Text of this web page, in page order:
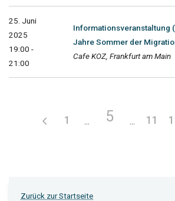
25. Juni
2025
19:00 -
21:00
Informationsveranstaltung
Jahre Sommer der
Cafe KOZ, Frankfurt am Main
1 5 11
Zurück zur Startseite